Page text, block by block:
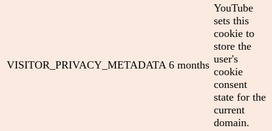
VISITOR_PRIVACY_METADATA 6 months
YouTube
sets this
cookie to
store the
user's
cookie
consent
state for the
current
domain.